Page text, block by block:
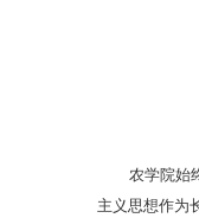
农学院始
主义思想作为